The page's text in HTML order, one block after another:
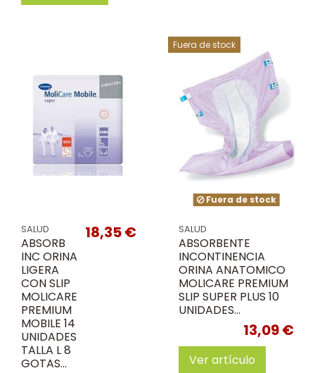
SALUD
ABSORB
INC ORINA
LIGERA
CON SLIP
MOLICARE
PREMIUM
MOBILE 14
UNIDADES
TALLA L 8
GOTAS...
18,35 €
Fuera de stock
Fuera de stock
SALUD
ABSORBENTE
INCONTINENCIA
ORINA ANATOMICO
MOLICARE PREMIUM
SLIP SUPER PLUS 10
UNIDADES...
13,09 €
Ver artículo